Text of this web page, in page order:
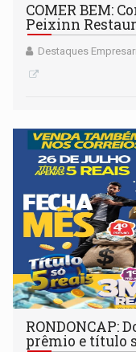
COMER BEM:
Peixinn
Destaques
RONDONCAP:
prêmio e título